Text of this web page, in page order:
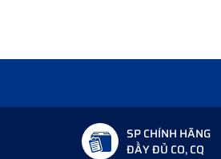
Web UI dễ quản trị
Catalyst 1000
Tương thích mạnh
Khi doanh nghiệp
SP CHÍNH HÃNG
ĐẦY ĐỦ CO, CQ